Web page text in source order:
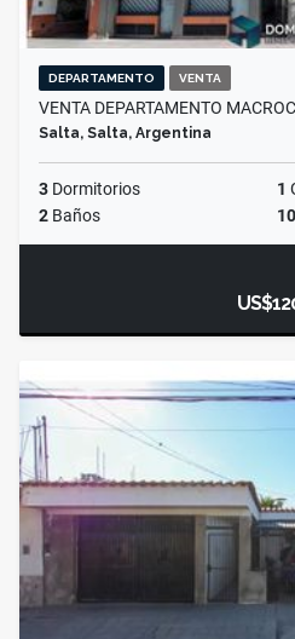
DEPARTAMENTO VENTA
VENTA DEPARTAMENTO
Salta, Salta, Argentina
3 Dormitorios 1
2 Baños